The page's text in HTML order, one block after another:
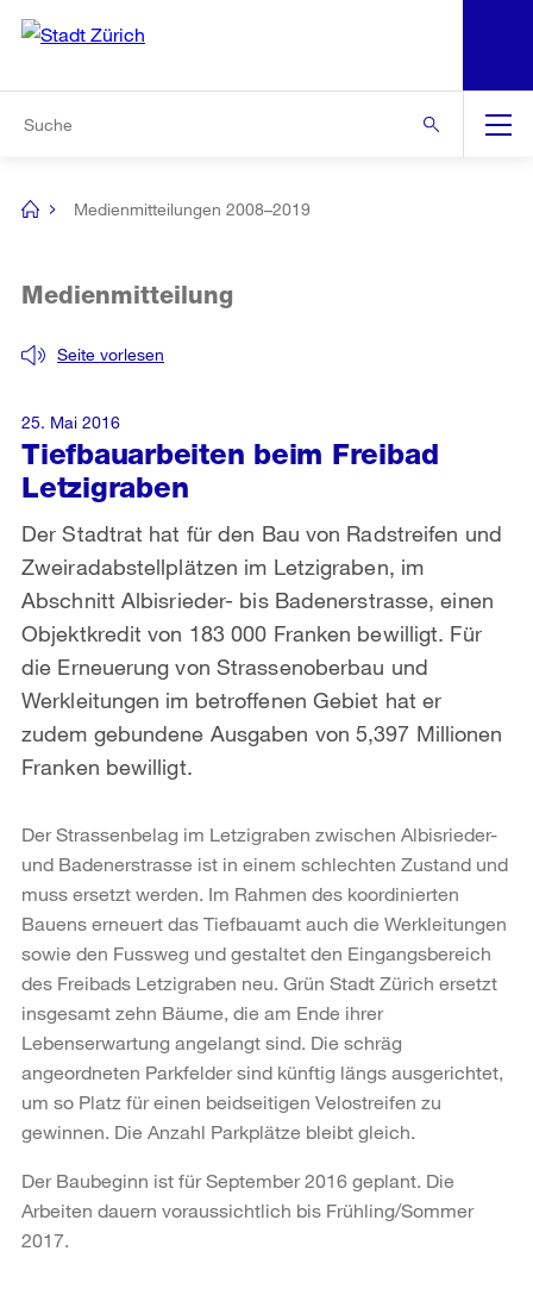
Navigation
[no
Medienmitteilungen 2008–2019
Tiefbauarbeiten beim Freibad
Letzigraben
Seite vorlesen
Medienmitteilung
Der Stadtrat hat für den Bau von Radstreifen und
Zweiradabstellplätzen im Letzigraben, im
Abschnitt Albisrieder- bis Badenerstrasse, einen
Objektkredit von 183 000 Franken bewilligt. Für
die Erneuerung von Strassenoberbau und
Werkleitungen im betroffenen Gebiet hat er
zudem gebundene Ausgaben von 5,397 Millionen
Franken bewilligt.
25. Mai 2016
Der Strassenbelag im Letzigraben zwischen Albisrieder-
und Badenerstrasse ist in einem schlechten Zustand und
muss ersetzt werden. Im Rahmen des koordinierten
Bauens erneuert das Tiefbauamt auch die Werkleitungen
sowie den Fussweg und gestaltet den Eingangsbereich
des Freibads Letzigraben neu. Grün Stadt Zürich ersetzt
insgesamt zehn Bäume, die am Ende ihrer
Lebenserwartung angelangt sind. Die schräg
angeordneten Parkfelder sind künftig längs ausgerichtet,
um so Platz für einen beidseitigen Velostreifen zu
gewinnen. Die Anzahl Parkplätze bleibt gleich.
Der Baubeginn ist für September 2016 geplant. Die
Arbeiten dauern voraussichtlich bis Frühling/Sommer
2017.